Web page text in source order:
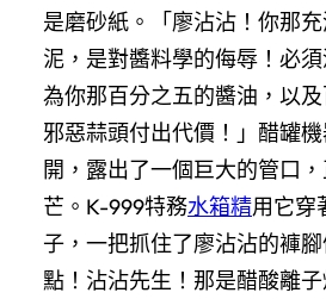
是磨砂紙。「廖沾沾！你那
泥，是對醬料學的侮辱！必
為你那百分之五的醬油，以
邪惡蒜頭付出代價！」醋罐
開，露出了一個巨大的管口
芒。K-999特務水箱精用它穿
子，一把抓住了廖沾沾的褲
點！沾沾先生！那是醋酸離